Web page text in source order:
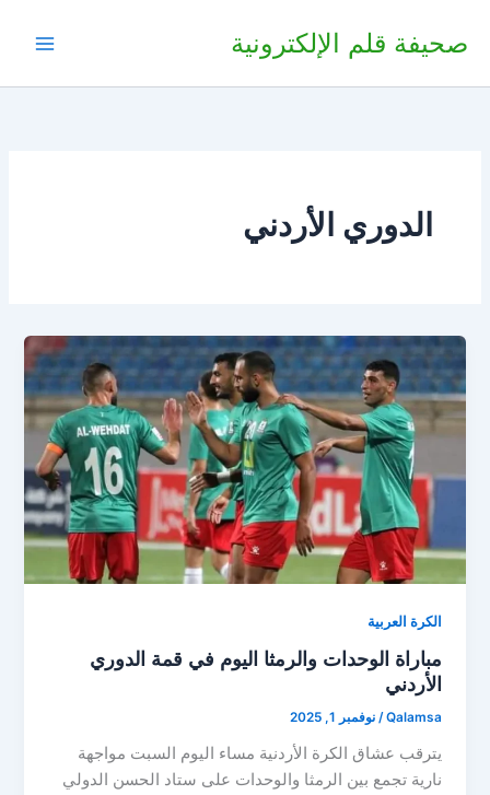
صحيفة قلم الإلكترونية
الدوري الأردني
الكرة العربية
مباراة الوحدات والرمثا اليوم في قمة الدوري
الأردني
Qalamsa
/نوفمبر 1, 2025
يترقب عشاق الكرة الأردنية مساء اليوم السبت مواجهة
نارية تجمع بين الرمثا والوحدات على ستاد الحسن الدولي